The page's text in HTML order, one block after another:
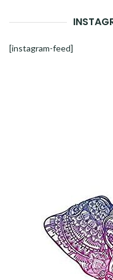
[instagram-feed]